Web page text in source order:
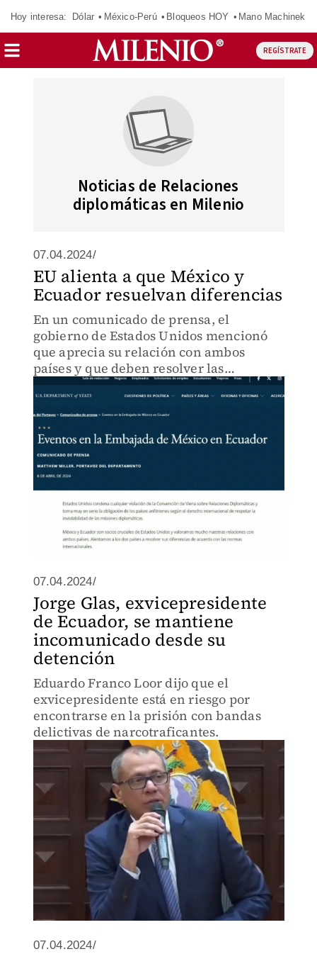
Hoy interesa: Dólar México-Perú Bloqueos HOY Mano Machinek
REGÍSTRATE
Noticias de Relaciones
diplomáticas en Milenio
07.04.2024/
EU alienta a que México y
Ecuador resuelvan diferencias
En un comunicado de prensa, el
gobierno de Estados Unidos mencionó
que aprecia su relación con ambos
países y que deben resolver las
diferencias de acuerdo con las normas
internacionales.
07.04.2024/
Jorge Glas, exvicepresidente
de Ecuador, se mantiene
incomunicado desde su
detención
Eduardo Franco Loor dijo que el
exvicepresidente está en riesgo por
encontrarse en la prisión con bandas
delictivas de narcotraficantes.
07.04.2024/